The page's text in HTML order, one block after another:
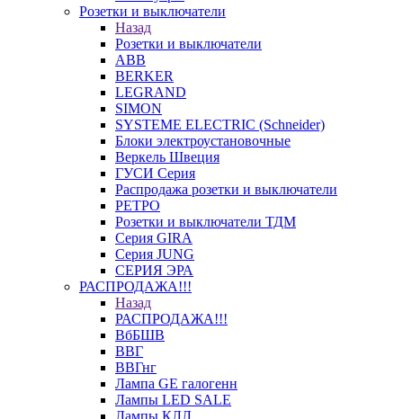
Розетки и выключатели
Назад
Розетки и выключатели
ABB
BERKER
LEGRAND
SIMON
SYSTEME ELECTRIC (Schneider)
Блоки электроустановочные
Веркель Швеция
ГУСИ Серия
Распродажа розетки и выключатели
РЕТРО
Розетки и выключатели ТДМ
Серия GIRA
Серия JUNG
СЕРИЯ ЭРА
РАСПРОДАЖА!!!
Назад
РАСПРОДАЖА!!!
ВбБШВ
ВВГ
ВВГнг
Лампа GE галогенн
Лампы LED SALE